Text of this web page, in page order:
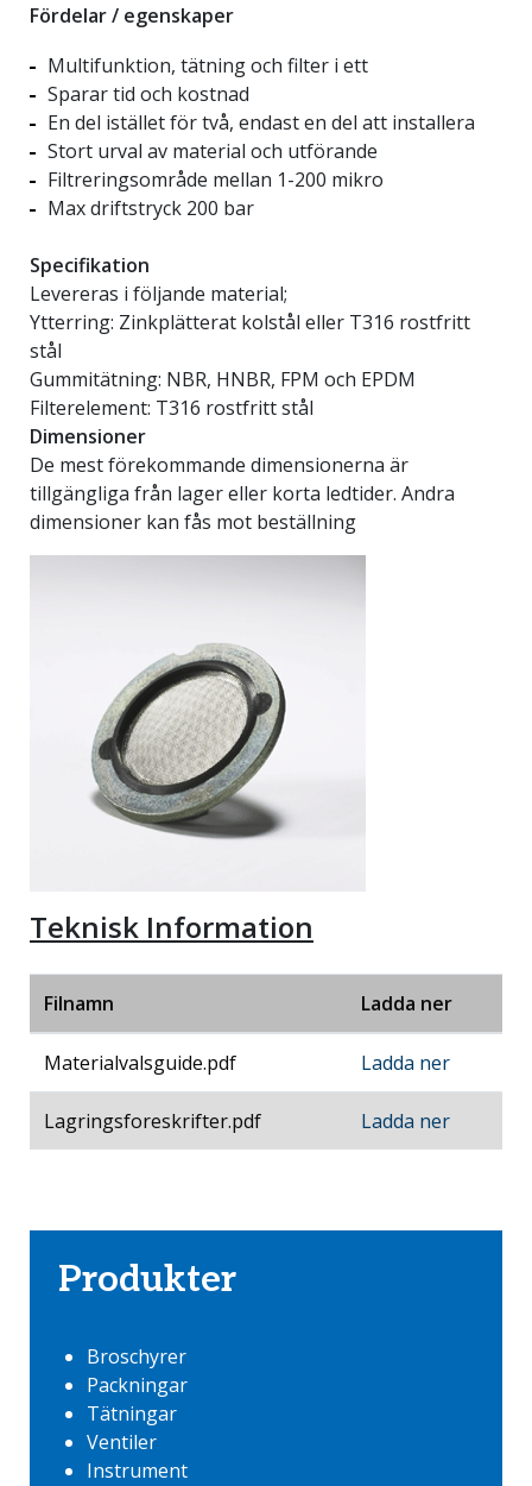
Fördelar / egenskaper
Multifunktion, tätning och filter i ett
Sparar tid och kostnad
En del istället för två, endast en del att installera
Stort urval av material och utförande
Filtreringsområde mellan 1-200 mikro
Max driftstryck 200 bar
Specifikation
Levereras i följande material;
Ytterring: Zinkplätterat kolstål eller T316 rostfritt
stål
Gummitätning: NBR, HNBR, FPM och EPDM
Filterelement: T316 rostfritt stål
Dimensioner
De mest förekommande dimensionerna är
tillgängliga från lager eller korta ledtider. Andra
dimensioner kan fås mot beställning
Teknisk Information
Filnamn Ladda ner
Materialvalsguide.pdf Ladda ner
Lagringsforeskrifter.pdf Ladda ner
Produkter
Broschyrer
Packningar
Tätningar
Ventiler
Instrument